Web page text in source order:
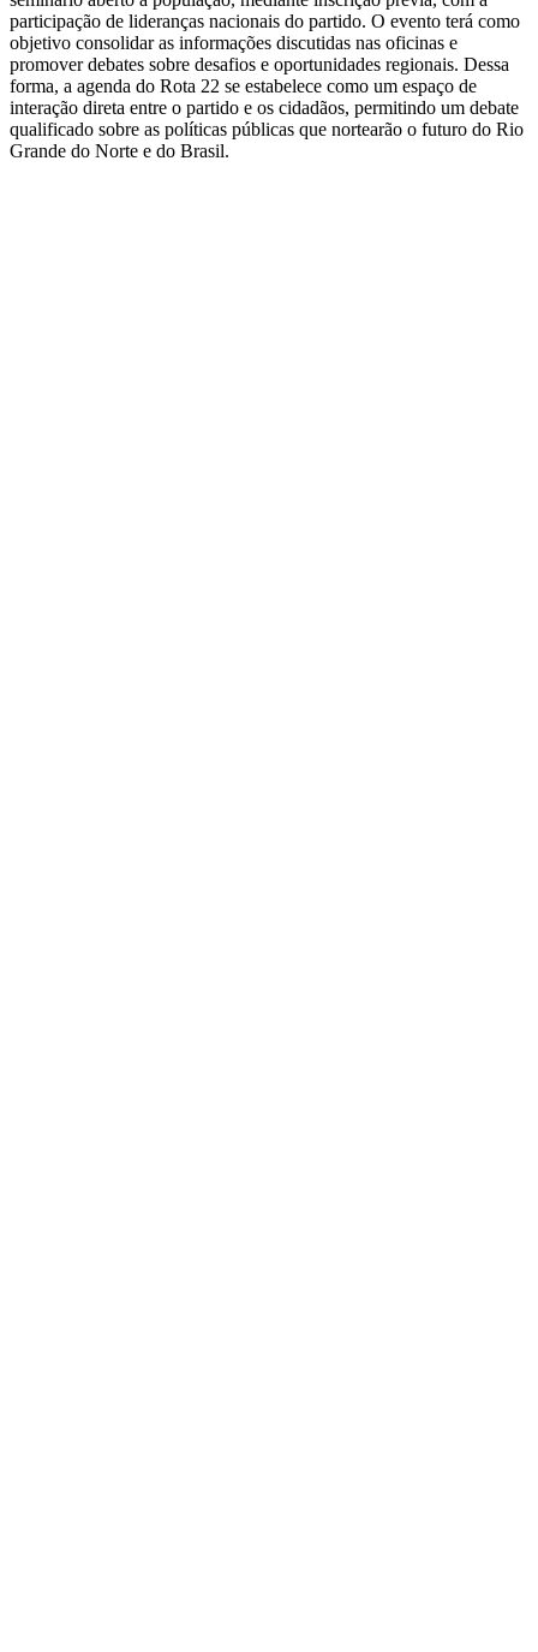
participação de lideranças nacionais do partido. O evento terá como
objetivo consolidar as informações discutidas nas oficinas e
promover debates sobre desafios e oportunidades regionais. Dessa
forma, a agenda do Rota 22 se estabelece como um espaço de
interação direta entre o partido e os cidadãos, permitindo um debate
qualificado sobre as políticas públicas que nortearão o futuro do Rio
Grande do Norte e do Brasil.